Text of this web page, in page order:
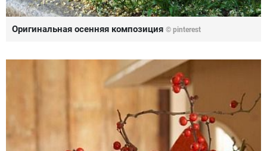
Оригинальная осенняя композиция © pinterest